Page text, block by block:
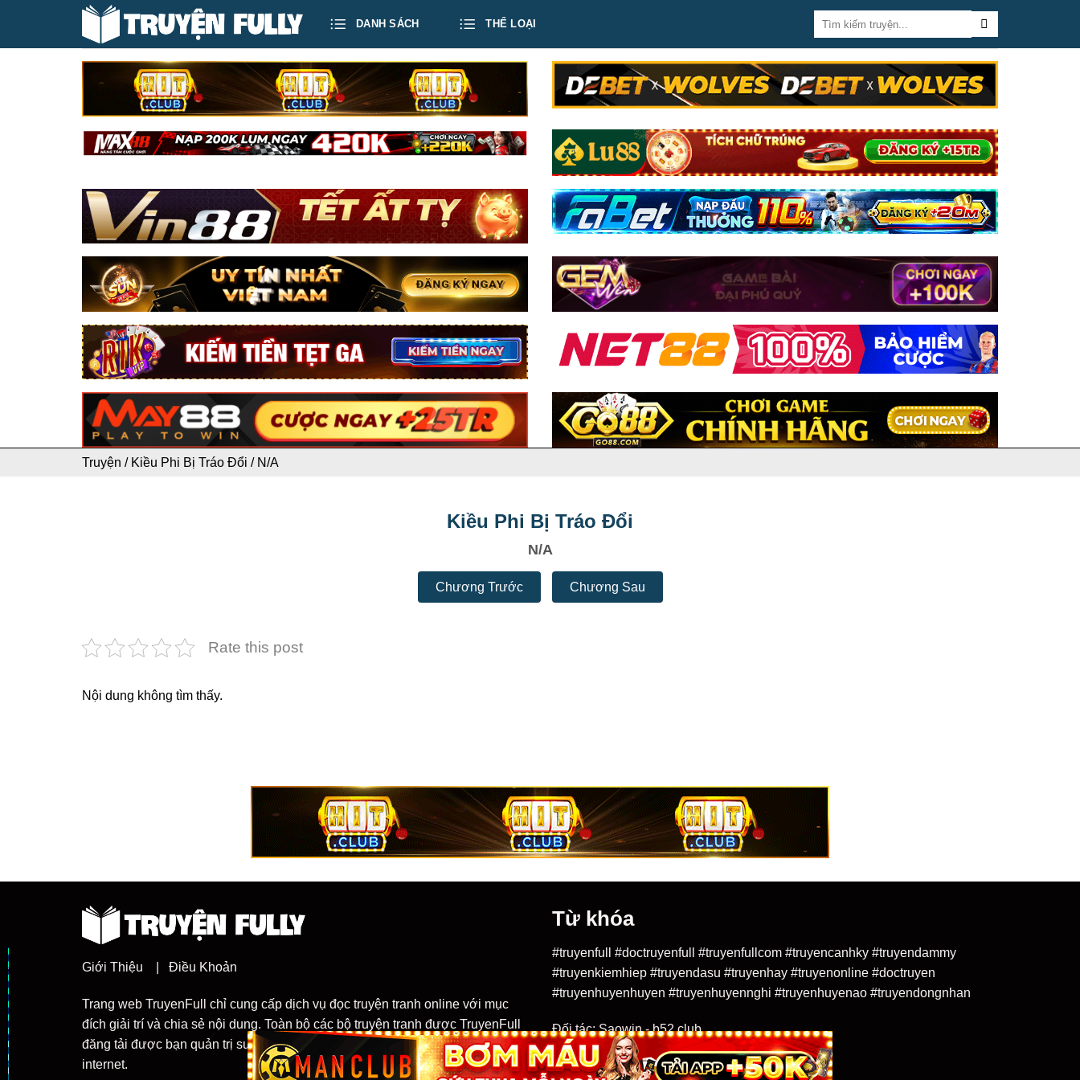
DANH SÁCH THỂ LOẠI
Truyện / Kiều Phi Bị Tráo Đổi / N/A
Kiều Phi Bị Tráo Đổi
N/A
Chương Trước Chương Sau
Rate this post
Nội dung không tìm thấy.
Giới Thiệu Điều Khoản
Trang web TruyenFull chỉ cung cấp dịch vụ đọc truyện tranh online với mục
đích giải trí và chia sẻ nội dung. Toàn bộ các bộ truyện tranh được TruyenFull
đăng tải được bạn quản trị sưu tầm từ nhiều nguồn khác nhau trên mạng
internet.
Từ khóa
#truyenfull #doctruyenfull #truyenfullcom #truyencanhky #truyendammy
#truyenkiemhiep #truyendasu #truyenhay #truyenonline #doctruyen
#truyenhuyenhuyen #truyenhuyennghi #truyenhuyenao #truyendongnhan
Đối tác:Saowin-b52 club